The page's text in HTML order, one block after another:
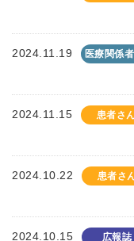
2024.11.19 医療関係
2024.11.15 患者さ
2024.10.22 患者さ
2024.10.15 広報誌